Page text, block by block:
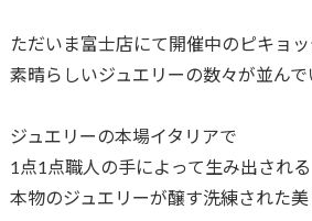
ただいま富士店にて開催中のピキョッ
素晴らしいジュエリーの数々が並んで
ジュエリーの本場イタリアで
1点1点職人の手によって生み出される
本物のジュエリーが醸す洗練された美